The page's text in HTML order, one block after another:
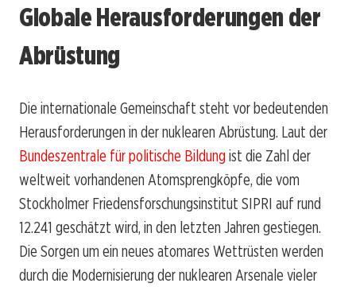
Globale Herausforderungen der
Abrüstung
Die internationale Gemeinschaft steht vor bedeutenden
Herausforderungen in der nuklearen Abrüstung. Laut der
Bundeszentrale für politische Bildung ist die Zahl der
weltweit vorhandenen Atomsprengköpfe, die vom
Stockholmer Friedensforschungsinstitut SIPRI auf rund
12.241 geschätzt wird, in den letzten Jahren gestiegen.
Die Sorgen um ein neues atomares Wettrüsten werden
durch die Modernisierung der nuklearen Arsenale vieler